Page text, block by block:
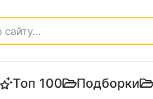
Топ 100 Подборки